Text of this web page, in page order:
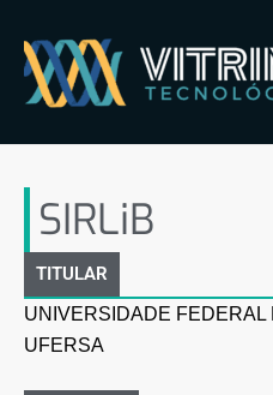
para
conteúdo
SIRLiB
TITULAR
UNIVERSIDADE FEDERAL
UFERSA